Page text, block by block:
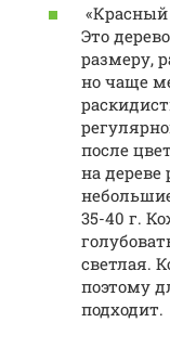
Это
размеру,
но чаще
после
на
35-40 г.
светлая.
поэтому
подходит.